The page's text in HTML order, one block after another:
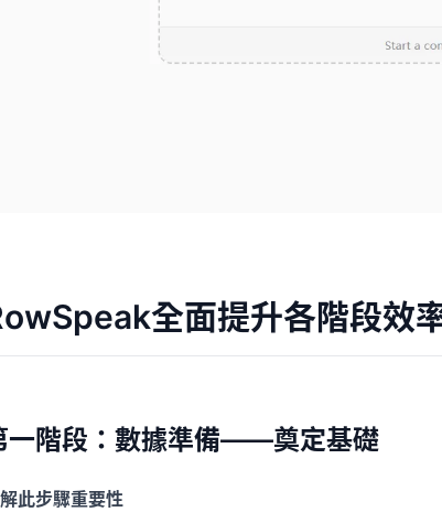
全面提升各階段效
一階段：數據準備——奠定基礎
此步驟重要性